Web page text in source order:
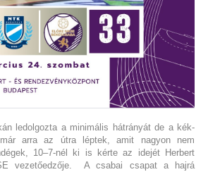
ledolgozta a minimális hátrányát de a kék-
arra az útra léptek, amit nagyon nem
10–7-nél ki is kérte az idejét Herbert
vezetőedzője. A csabai csapat a hajrá